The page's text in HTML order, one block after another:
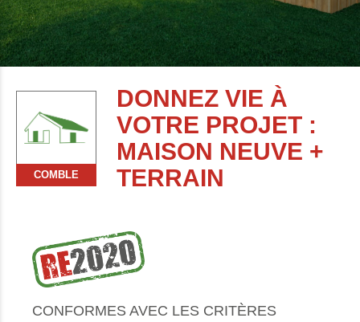
COMBLE
DONNEZ VIE À
VOTRE PROJET :
MAISON NEUVE +
TERRAIN
CONFORMES AVEC LES CRITÈRES